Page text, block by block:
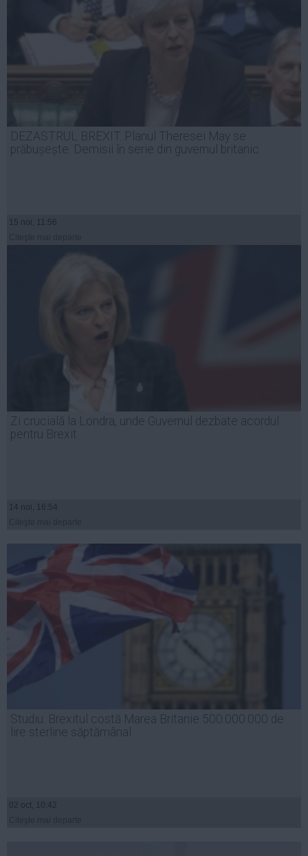
DEZASTRUL BREXIT. Planul Theresei May se
prăbușește. Demisii în serie din guvernul britanic
15 noi, 11:56
Zi crucială la Londra, unde Guvernul dezbate acordul
pentru Brexit
14 noi, 16:54
Studiu: Brexitul costă Marea Britanie 500.000.000 de
lire sterline săptămânal
02 oct, 10:42